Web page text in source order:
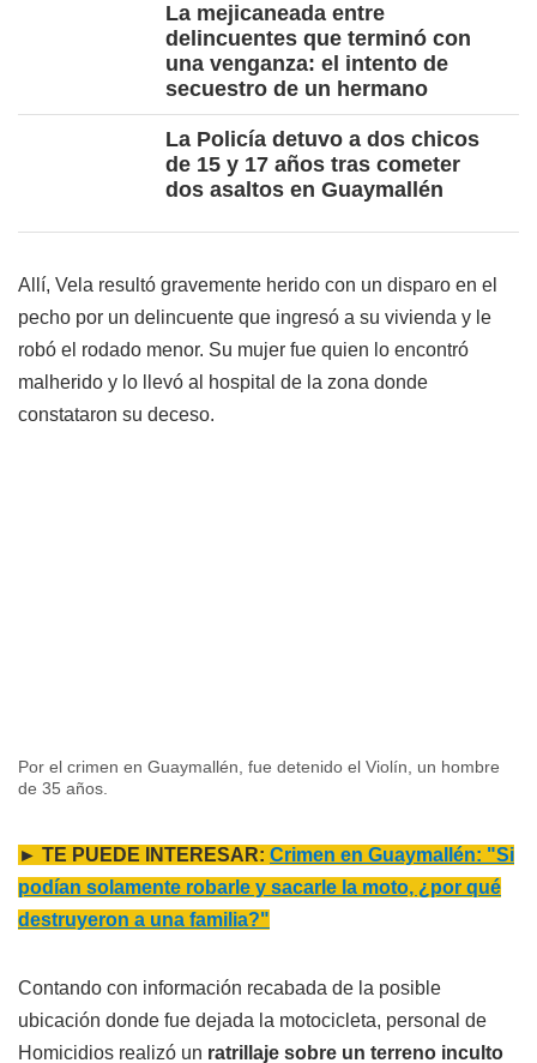
La mejicaneada entre
delincuentes que terminó con
una venganza: el intento de
secuestro de un hermano
La Policía detuvo a dos chicos
de 15 y 17 años tras cometer
dos asaltos en Guaymallén
Allí, Vela resultó gravemente herido con un disparo en el
pecho por un delincuente que ingresó a su vivienda y le
robó el rodado menor. Su mujer fue quien lo encontró
malherido y lo llevó al hospital de la zona donde
constataron su deceso.
Por el crimen en Guaymallén, fue detenido el Violín, un hombre
de 35 años.
► TE PUEDE INTERESAR: Crimen en Guaymallén: "Si
podían solamente robarle y sacarle la moto, ¿por qué
destruyeron a una familia?"
Contando con información recabada de la posible
ubicación donde fue dejada la motocicleta, personal de
Homicidios realizó un ratrillaje sobre un terreno inculto